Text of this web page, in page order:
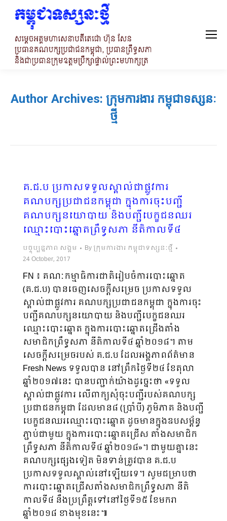
Author Archives: ក្រុមការងារ កម្ពុជាទស្សនៈ
ថ្មី
គ.ជ.ប ប្រកាសទទួលស្គាល់ជាផ្លូវការ
គណបក្សប្រជាជនកម្ពុជា ក្នុងការចុះបញ្ជី
គណបក្សនយោបាយ និងបញ្ជីបេក្ខជនឈរ
ឈ្មោះបោះឆ្នោតព្រឹទ្ធសភា នីតិកាលទី៤
បច្ចុប្បន្នភាព សង្គម By ក្រុមការងារ កម្ពុជាទស្សនៈថ្មី
24 October, 2017
FN ៖ គណៈកម្មាធិការជាតិរៀបចំការបោះឆ្នោត
(គ.ជ.ប) បានចេញសេចក្តីសម្រេច ប្រកាសទទួល
ស្គាល់ជាផ្លូវការ គណបក្សប្រជាជនកម្ពុជា ក្នុងការចុះ
បញ្ជីគណបក្សនយោបាយ និងបញ្ជីបេក្ខជនឈរ
ឈ្មោះបោះឆ្នោត ក្នុងការបោះឆ្នោតជ្រើងតាំង
សមាជិកព្រឹទ្ធសភា នីតិកាលទី៤ ឆ្នាំ២០១៨។ តាម
សេចក្ដីសម្រេចរបស់ គ.ជ.ប ដែលអង្គភាពព័ត៌មាន
Fresh News ទទួលបាន នៅព្រឹកថ្ងៃទី២៤ ខែតុលា
ឆ្នាំ២០១៧នេះ បានបញ្ជាក់យ៉ាងដូច្នេះថា «ទទួល
ស្គាល់ជាផ្លូវការ លើពាក្យសុំចុះបញ្ជីរបស់គណបក្ស
ប្រជាជនកម្ពុជា ដែលមាន៨ (ប្រាំបី) ភូមិភាគ និងបញ្ជី
បេក្ខជនឈរឈ្មោះបោះឆ្នោត ដូចមានក្នុងឧបសម្ព័ន្ធ
ភ្ជាប់ជាមួយ ក្នុងការបោះឆ្នោតជ្រើស តាំងសមាជិក
ព្រឹទ្ធសភា នីតិកាលទី៤ ឆ្នាំ២០១៨»។ ជាមួយគ្នានេះ
គណបក្សផ្សេងទៀត មិនទាន់ត្រូវបាន គ.ជ.ប
ប្រកាសទទួលស្គាល់នៅឡើយទេ។ សូមជម្រាបថា
ការបោះឆ្នោតជ្រើសតាំងសមាជិកព្រឹទ្ធសភា នីតិ
កាលទី៤ នឹងប្រព្រឹត្តទៅនៅថ្ងៃទី១៥ ខែមករា
ឆ្នាំ២០១៨ ខាងមុខនេះ៕